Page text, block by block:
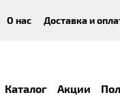
О нас Доставка и
Каталог Акции